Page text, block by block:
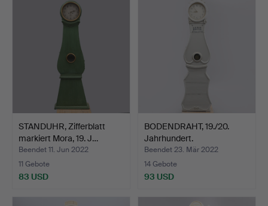
STANDUHR, Zifferblatt
markiert Mora, 19. J…
Beendet 11. Jun 2022
11 Gebote
83 USD
BODENDRAHT, 19./20.
Jahrhundert.
Beendet 23. Mär 2022
14 Gebote
93 USD